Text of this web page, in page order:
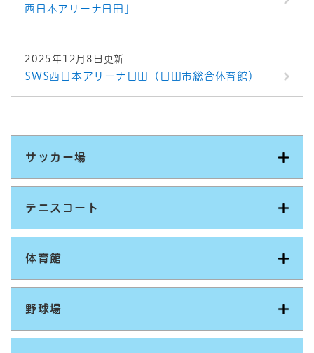
西日本アリーナ日田」
2025年12月8日更新
SWS西日本アリーナ日田（日田市総合体育館）
サッカー場
テニスコート
体育館
野球場